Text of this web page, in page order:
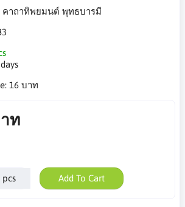
คาถาทิพยมนต์ พุทธบารมี
16 บาท
ท
pcs Add To Cart